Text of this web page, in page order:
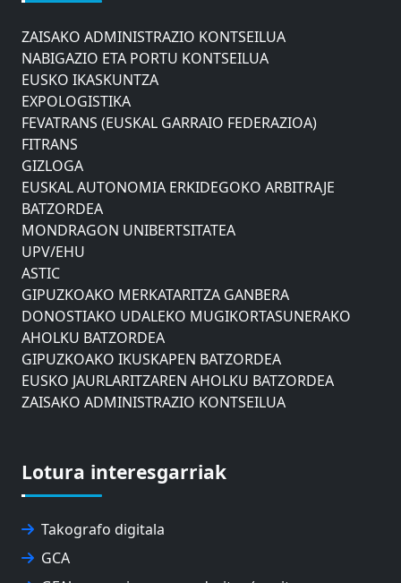
ZAISAKO ADMINISTRAZIO KONTSEILUA
NABIGAZIO ETA PORTU KONTSEILUA
EUSKO IKASKUNTZA
EXPOLOGISTIKA
FEVATRANS (EUSKAL GARRAIO FEDERAZIOA)
FITRANS
GIZLOGA
EUSKAL AUTONOMIA ERKIDEGOKO ARBITRAJE
BATZORDEA
MONDRAGON UNIBERTSITATEA
UPV/EHU
ASTIC
GIPUZKOAKO MERKATARITZA GANBERA
DONOSTIAKO UDALEKO MUGIKORTASUNERAKO
AHOLKU BATZORDEA
GIPUZKOAKO IKUSKAPEN BATZORDEA
EUSKO JAURLARITZAREN AHOLKU BATZORDEA
ZAISAKO ADMINISTRAZIO KONTSEILUA
EXPOLOGISTIKA
FEVATRANS (EUSKAL GARRAIO FEDERAZIOA)
GIZLOGA
EUSKAL AUTONOMIA ERKIDEGOKO ARBITRAJE
BATZORDEA
Lotura interesgarriak
Takografo digitala
GCA